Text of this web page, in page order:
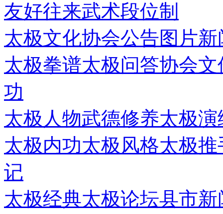
友好往来武术段位制
太极文化协会公告图片新
太极拳谱太极问答协会文
功
太极人物武德修养太极演
太极内功太极风格太极推
记
太极经典太极论坛县市新